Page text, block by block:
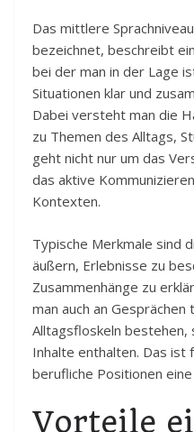
Das mittlere
bezeichnet, beschreibt
bei der man in der Lage
Situationen klar und
Dabei versteht man die
zu Themen des Alltags,
geht nicht nur um das
das aktive
Kontexten.
Typische Merkmale sind
äußern, Erlebnisse zu
Zusammenhänge zu
man auch an
Alltagsfloskeln bestehen,
Inhalte enthalten. Das ist
berufliche Positionen
Vorteile